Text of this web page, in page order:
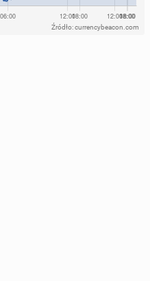
Źródło: currencybeacon.com